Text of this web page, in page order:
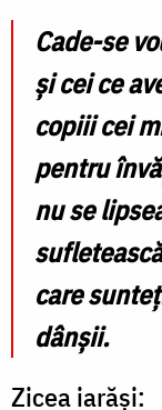
Cade-se
şi cei ce
copiii cei
pentru
nu se
care
dânşii.
Zicea iarăşi: